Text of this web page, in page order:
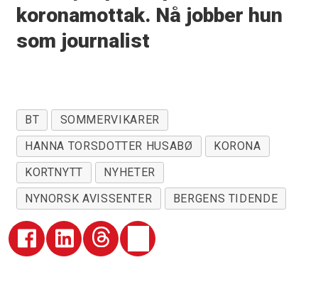
koronamottak. Nå jobber hun
som journalist
BT
SOMMERVIKARER
HANNA TORSDOTTER HUSABØ
KORONA
KORTNYTT
NYHETER
NYNORSK AVISSENTER
BERGENS TIDENDE